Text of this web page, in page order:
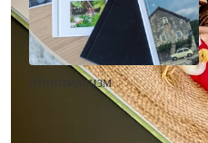
Минимализм